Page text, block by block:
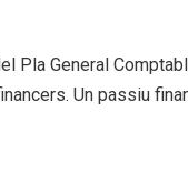
Pla General
Un passiu